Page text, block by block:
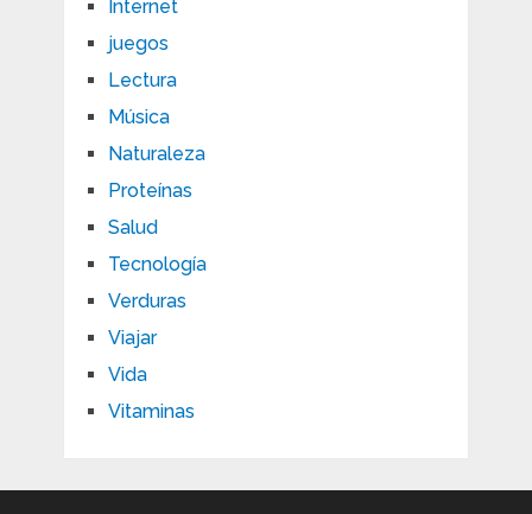
Internet
juegos
Lectura
Música
Naturaleza
Proteínas
Salud
Tecnología
Verduras
Viajar
Vida
Vitaminas